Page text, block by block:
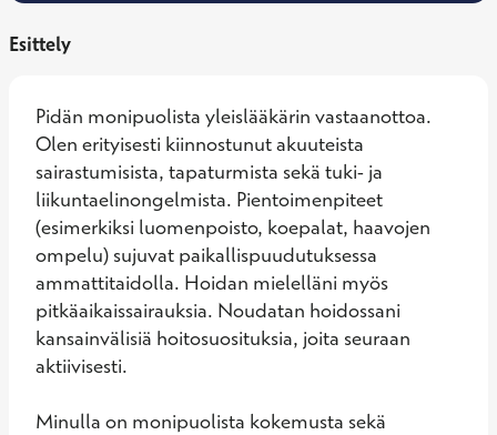
Esittely
Pidän monipuolista yleislääkärin vastaanottoa.
Olen erityisesti kiinnostunut akuuteista
sairastumisista, tapaturmista sekä tuki- ja
liikuntaelinongelmista. Pientoimenpiteet
(esimerkiksi luomenpoisto, koepalat, haavojen
ompelu) sujuvat paikallispuudutuksessa
ammattitaidolla. Hoidan mielelläni myös
pitkäaikaissairauksia. Noudatan hoidossani
kansainvälisiä hoitosuosituksia, joita seuraan
aktiivisesti.
Minulla on monipuolista kokemusta sekä